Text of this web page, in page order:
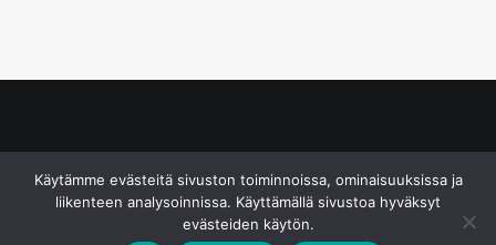
Käytämme evästeitä sivuston toiminnoissa, ominaisuuksissa ja
liikenteen analysoinnissa. Käyttämällä sivustoa hyväksyt
evästeiden käytön.